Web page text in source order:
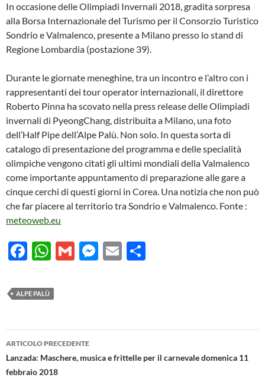
In occasione delle Olimpiadi Invernali 2018, gradita sorpresa
alla Borsa Internazionale del Turismo per il Consorzio Turistico
Sondrio e Valmalenco, presente a Milano presso lo stand di
Regione Lombardia (postazione 39).
Durante le giornate meneghine, tra un incontro e l’altro con i
rappresentanti dei tour operator internazionali, il direttore
Roberto Pinna ha scovato nella press release delle Olimpiadi
invernali di PyeongChang, distribuita a Milano, una foto
dell’Half Pipe dell’Alpe Palù. Non solo. In questa sorta di
catalogo di presentazione del programma e delle specialità
olimpiche vengono citati gli ultimi mondiali della Valmalenco
come importante appuntamento di preparazione alle gare a
cinque cerchi di questi giorni in Corea. Una notizia che non può
che far piacere al territorio tra Sondrio e Valmalenco. Fonte :
meteoweb.eu
F
e
b
o
o
k
W
at
s
A
p
p
G
M
g
E
vi
ALPE PALÙ
Navigazione
articolo
ARTICOLO PRECEDENTE
Lanzada: Maschere, musica e frittelle per il carnevale domenica 11
febbraio 2018